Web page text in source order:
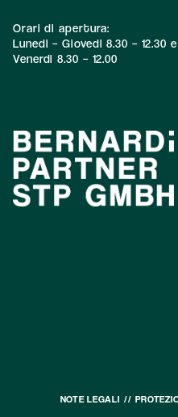
Orari di apertura:
Lunedi – Giovedi 8.30 – 12.30 e
Venerdi 8.30 – 12.00
NOTE LEGALI